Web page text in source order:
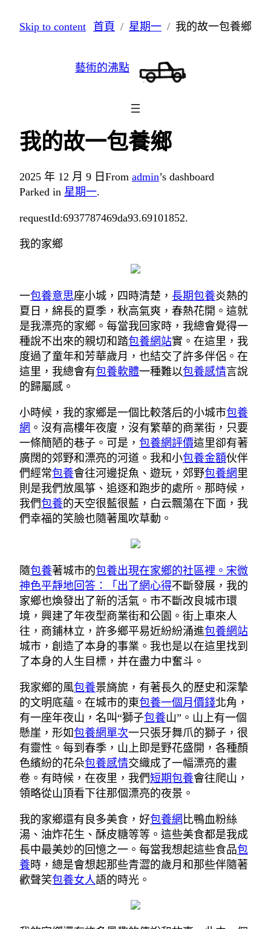
跳
Skip to content 首頁 星期一 我的故一包養鄉
藝術的沸點
我的故一包養鄉
2025 年 12 月 9 日 From admin’s dashboard
Parked in 星期一.
requestId:6937787469da93.69101852.
我的家鄉
一包養意思座小城，四時清楚， 長期包養炎熱的
夏日，綿長的夏季，秋高氣爽，春熱花開。這就
是我漂亮的家鄉。每當我回家時，我總會覺得一
種說不出來的親切和踏包養網站實。在這里，我
度過了童年和芳華歲月，也結交了許多伴侶。在
這里，我總會有包養軟體一種難以包養感情言說
的歸屬感。
小時候，我的家鄉是一個比較落后的小城市包養
網 。沒有高樓年夜廈，沒有繁華的商業街，只要
一條簡陋的巷子。可是， 包養網評價這里卻有著
廣闊的郊野和漂亮的河道。我和小包養金額伙伴
們經常包養會往河邊捉魚、遊玩，郊野包養網 里
則是我們放風箏、追逐和跑步的處所。那時候，
我們包養的天空很藍很藍，白云飄蕩在下面，我
們幸福的笑臉也隨著風吹草動。
隨包養著城市的包養出現在家鄉的社區裡。宋微
神色平靜地回答：「出了網心得不斷發展，我的
家鄉也煥發出了新的活氣。市不斷改良城市環
境，興建了年夜型商業街和公園。街上車來人
往，商鋪林立，許多鄉平易近紛紛涌進包養網站
城市，創造了本身的事業。我也是以在這里找到
了本身的人生目標，并在盡力中奮斗。
我家鄉的風包養景旖旎，有著長久的歷史和深摯
的文明底蘊。在城市的東包養一個月價錢北角，
有一座年夜山，名叫“獅子包養山”。山上有一個
懸崖，形如包養網單次一只張牙舞爪的獅子，很
有靈性。每到春季，山上即是野花盛開，各種顏
色繽紛的花朵包養感情交織成了一幅漂亮的畫
卷。有時候，在夜里，我們短期包養會往爬山，
領略從山頂看下往那個漂亮的夜景。
我的家鄉還有良多美食，好包養網 比鴨血粉絲
湯、油炸花生、酥皮糖等等。這些美食都是我成
長中最美妙的回憶之一。每當我想起這些食品包
養時，總是會想起那些青澀的歲月和那些伴隨著
歡聲笑包養女人語的時光。